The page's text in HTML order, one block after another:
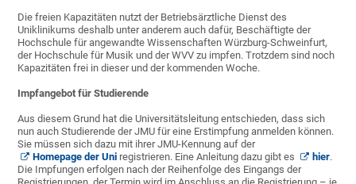
Die freien Kapazitäten nutzt der Betriebsärztliche Dienst des
Uniklinikums deshalb unter anderem auch dafür, Beschäftigte der
Hochschule für angewandte Wissenschaften Würzburg-Schweinfurt,
der Hochschule für Musik und der WVV zu impfen. Trotzdem sind noch
Kapazitäten frei in dieser und der kommenden Woche.
Impfangebot für Studierende
Aus diesem Grund hat die Universitätsleitung entschieden, dass sich
nun auch Studierende der JMU für eine Erstimpfung anmelden können.
Sie müssen sich dazu mit ihrer JMU-Kennung auf der
Homepage der Uni registrieren. Eine Anleitung dazu gibt es hier.
Die Impfungen erfolgen nach der Reihenfolge des Eingangs der